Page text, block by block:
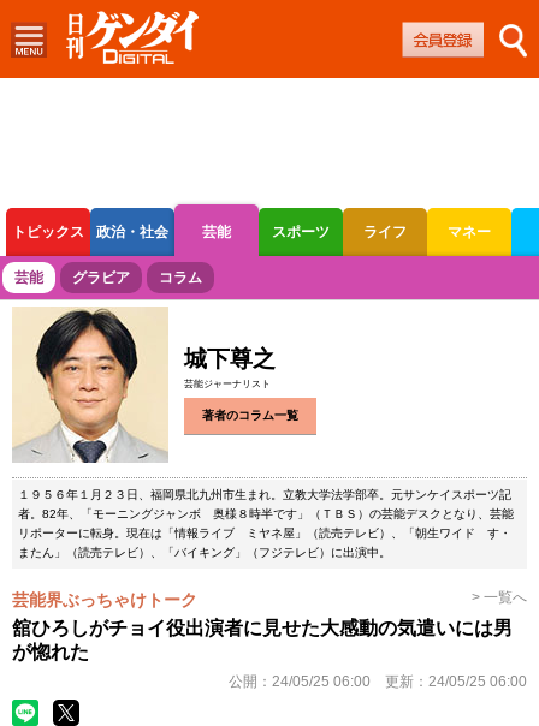
トピックス 政治・社会 芸能 スポーツ ライフ マネー
ボートレース 競輪 オートレース
芸能 グラビア コラム
城下尊之
芸能ジャーナリスト
著者のコラム一覧
１９５６年１月２３日、福岡県北九州市生まれ。立教大学法学部卒。元サンケイスポーツ記
者。82年、「モーニングジャンボ 奥様８時半です」（ＴＢＳ）の芸能デスクとなり、芸能
リポーターに転身。現在は「情報ライブ ミヤネ屋」（読売テレビ）、「朝生ワイド す・
またん」（読売テレビ）、「バイキング」（フジテレビ）に出演中。
芸能界ぶっちゃけトーク > 一覧へ
舘ひろしがチョイ役出演者に見せた大感動の気遣いには男
が惚れた
公開： 24/05/25 06:00 更新： 24/05/25 06:00